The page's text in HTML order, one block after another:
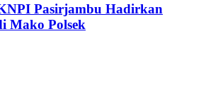
Pasirjambu Hadirkan
Mako Polsek